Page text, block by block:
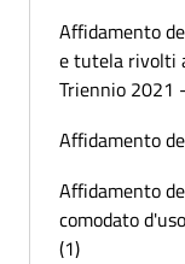
Affidamento
e tutela rivolti
Triennio 2021
Affidamento
Affidamento
comodato
(1)